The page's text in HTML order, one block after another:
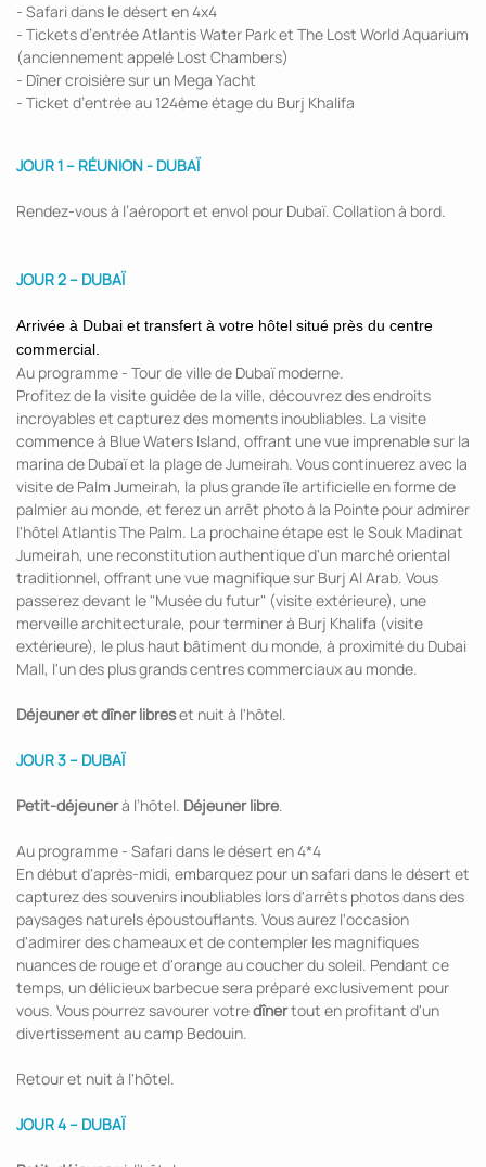
- Safari dans le désert en 4x4
- Tickets d’entrée Atlantis Water Park et The Lost World Aquarium
(anciennement appelé Lost Chambers)
- Dîner croisière sur un Mega Yacht
- Ticket d’entrée au 124ème étage du Burj Khalifa
JOUR 1 – RÉUNION - DUBAÏ
Rendez-vous à l’aéroport et envol pour Dubaï. Collation à bord.
JOUR 2 – DUBAÏ
Arrivée à Dubai et transfert à votre hôtel situé près du centre
commercial.
Au programme - Tour de ville de Dubaï moderne.
Profitez de la visite guidée de la ville, découvrez des endroits
incroyables et capturez des moments inoubliables. La visite
commence à Blue Waters Island, offrant une vue imprenable sur la
marina de Dubaï et la plage de Jumeirah. Vous continuerez avec la
visite de Palm Jumeirah, la plus grande île artificielle en forme de
palmier au monde, et ferez un arrêt photo à la Pointe pour admirer
l'hôtel Atlantis The Palm. La prochaine étape est le Souk Madinat
Jumeirah, une reconstitution authentique d'un marché oriental
traditionnel, offrant une vue magnifique sur Burj Al Arab. Vous
passerez devant le "Musée du futur" (visite extérieure), une
merveille architecturale, pour terminer à Burj Khalifa (visite
extérieure), le plus haut bâtiment du monde, à proximité du Dubai
Mall, l'un des plus grands centres commerciaux au monde.
Déjeuner et dîner libreset nuit à l'hôtel.
JOUR 3 – DUBAÏ
Petit-déjeunerà l’hôtel. Déjeuner libre.
Au programme - Safari dans le désert en 4*4
En début d'après-midi, embarquez pour un safari dans le désert et
capturez des souvenirs inoubliables lors d'arrêts photos dans des
paysages naturels époustouflants. Vous aurez l'occasion
d'admirer des chameaux et de contempler les magnifiques
nuances de rouge et d'orange au coucher du soleil. Pendant ce
temps, un délicieux barbecue sera préparé exclusivement pour
vous. Vous pourrez savourer votredînertout en profitant d'un
divertissement au camp Bedouin.
Retour et nuit à l'hôtel.
JOUR 4 – DUBAÏ